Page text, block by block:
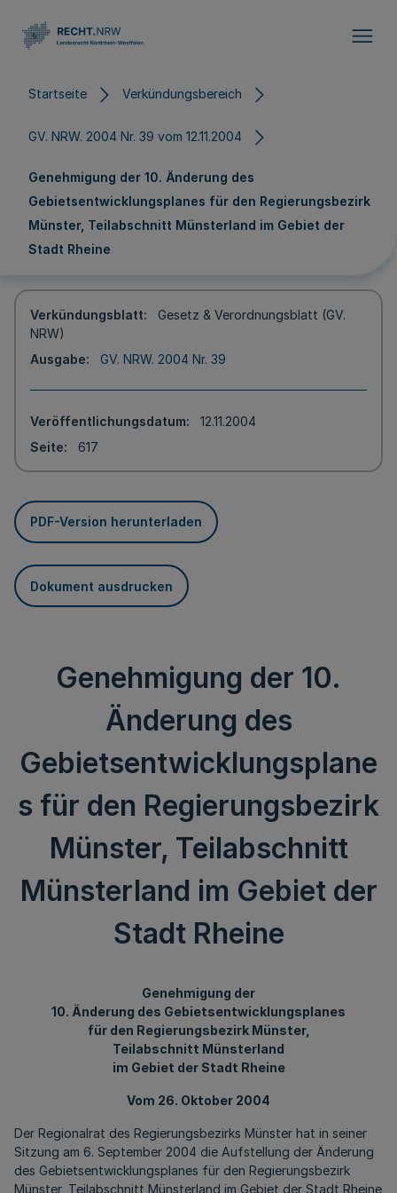
Startseite Verkündungsbereich
GV. NRW. 2004 Nr. 39 vom 12.11.2004
Genehmigung der 10. Änderung des
Gebietsentwicklungsplanes für den Regierungsbezirk
Münster, Teilabschnitt Münsterland im Gebiet der
Stadt Rheine
Verkündungsblatt
Gesetz & Verordnungsblatt (GV.
NRW)
Ausgabe
GV. NRW. 2004 Nr. 39
Veröffentlichungsdatum
12.11.2004
Seite
617
PDF-Version herunterladen
Dokument ausdrucken
Genehmigung der 10.
Änderung des
Gebietsentwicklungsplane
s für den Regierungsbezirk
Münster, Teilabschnitt
Münsterland im Gebiet der
Stadt Rheine
Genehmigung der
10. Änderung des Gebietsentwicklungsplanes
für den Regierungsbezirk Münster,
Teilabschnitt Münsterland
im Gebiet der Stadt Rheine
Vom 26. Oktober 2004
Der Regionalrat des Regierungsbezirks Münster hat in seiner
Sitzung am 6. September 2004 die Aufstellung der Änderung
des Gebietsentwicklungsplanes für den Regierungsbezirk
Münster, Teilabschnitt Münsterland im Gebiet der Stadt Rheine